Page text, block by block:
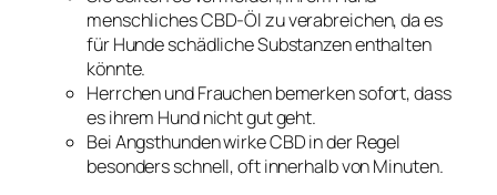
menschliches CBD-Öl zu verabreichen, da es
für Hunde schädliche Substanzen enthalten
könnte.
Herrchen und Frauchen bemerken sofort, dass
es ihrem Hund nicht gut geht.
Bei Angsthunden wirke CBD in der Regel
besonders schnell, oft innerhalb von Minuten.